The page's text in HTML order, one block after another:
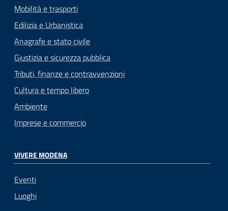
Mobilità e trasporti
Edilizia e Urbanistica
Anagrafe e stato civile
Giustizia e sicurezza pubblica
Tributi, finanze e contravvenzioni
Cultura e tempo libero
Ambiente
Imprese e commercio
VIVERE MODENA
Eventi
Luoghi